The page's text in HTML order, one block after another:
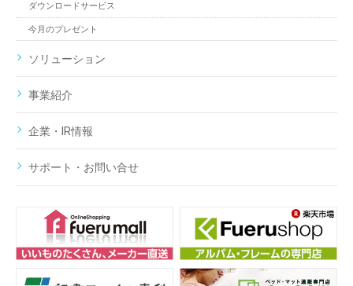
ダウンロードサービス
今月のプレゼント
ソリューション
事業紹介
企業・IR情報
サポート・お問い合せ